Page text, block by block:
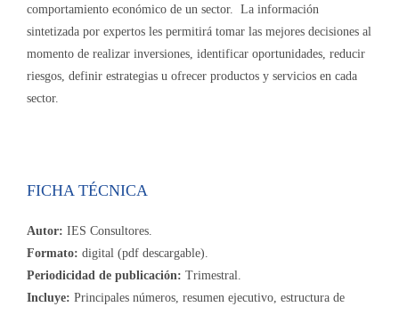
comportamiento económico de un sector. La información
sintetizada por expertos les permitirá tomar las mejores decisiones al
momento de realizar inversiones, identificar oportunidades, reducir
riesgos, definir estrategias u ofrecer productos y servicios en cada
sector.
FICHA TÉCNICA
Autor: IES Consultores.
Formato: digital (pdf descargable).
Periodicidad de publicación: Trimestral.
Incluye: Principales números, resumen ejecutivo, estructura de